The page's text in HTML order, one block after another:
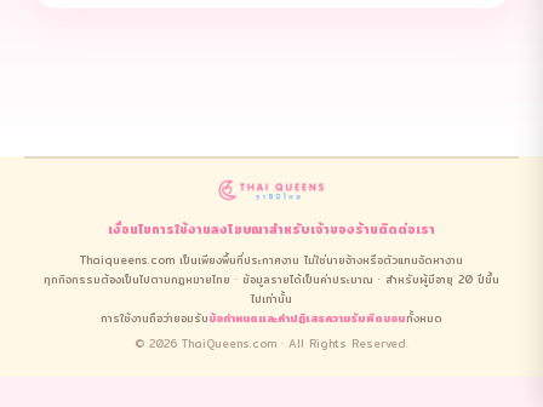
เงื่อนไขการใช้งานลงโฆษณาสำหรับเจ้าของร้านติดต่อเรา
Thaiqueens.com เป็นเพียงพื้นที่ประกาศงาน ไม่ใช่นายจ้างหรือตัวแทนจัดหางาน
ทุกกิจกรรมต้องเป็นไปตามกฎหมายไทย · ข้อมูลรายได้เป็นค่าประมาณ · สำหรับผู้มีอายุ 20 ปีขึ้น
ไปเท่านั้น
การใช้งานถือว่ายอมรับข้อกำหนดและคำปฏิเสธความรับผิดชอบทั้งหมด
© 2026 ThaiQueens.com · All Rights Reserved.